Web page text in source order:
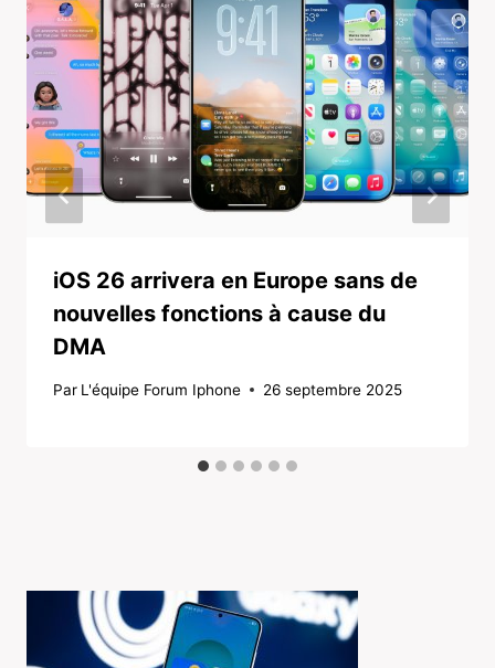
iOS 26 arrivera en Europe sans de
nouvelles fonctions à cause du
DMA
Par L'équipe Forum Iphone 26 septembre 2025